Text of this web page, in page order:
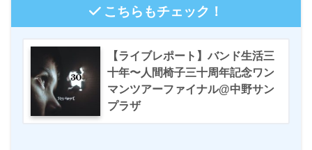
こちらもチェック！
【ライブレポート】バンド生活三
十年〜人間椅子三十周年記念ワン
マンツアーファイナル@中野サン
プラザ